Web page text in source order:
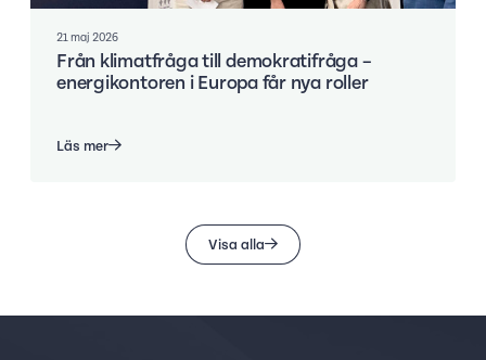
21 maj 2026
Från klimatfråga till demokratifråga –
energikontoren i Europa får nya roller
Läs mer
Visa alla